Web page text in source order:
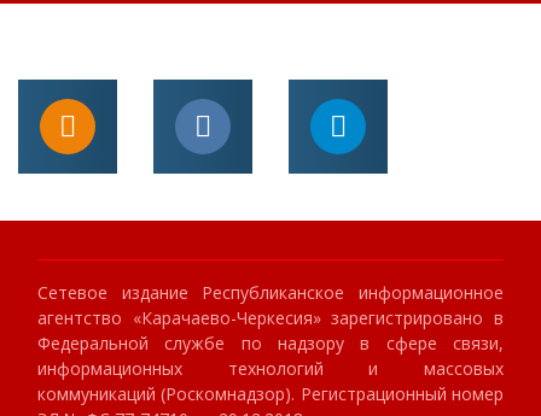
Сетевое издание Республиканское информационное
агентство «Карачаево-Черкесия» зарегистрировано в
Федеральной службе по надзору в сфере связи,
информационных технологий и массовых
коммуникаций (Роскомнадзор). Регистрационный номер